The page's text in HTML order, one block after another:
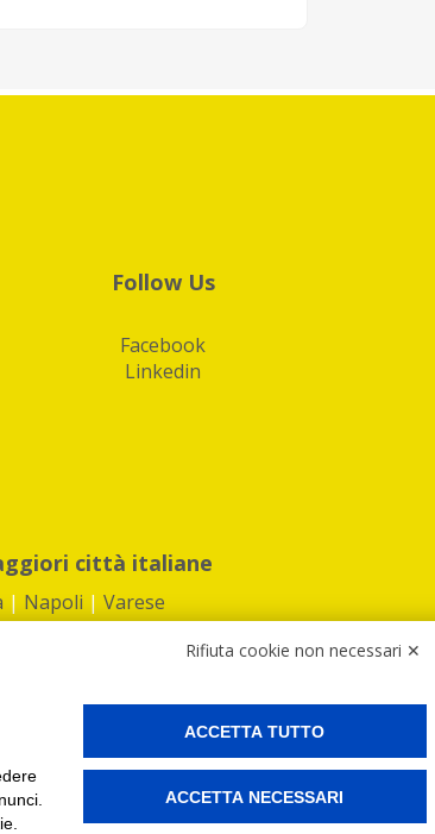
Follow Us
Facebook
Linkedin
città italiane
| Napoli | Varese
|Privacy|Preferenze Cookies
acquisti online e spedire i tuoi pacchi.
Rifiuta cookie non necessari ✕
ACCETTA TUTTO
ACCETTA NECESSARI